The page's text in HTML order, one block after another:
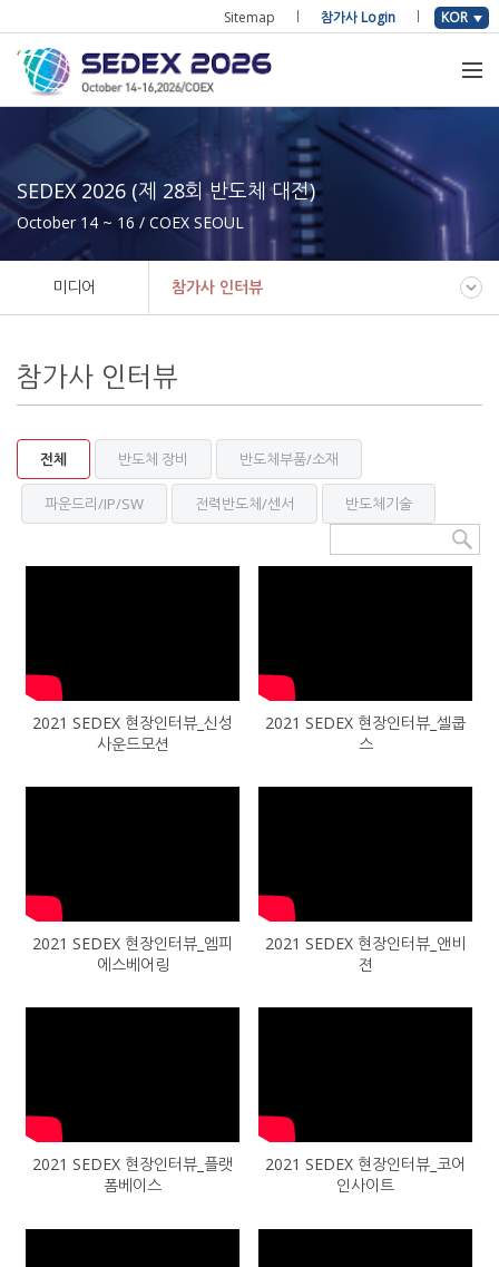
Sitemap 참가사 Login KOR
SEDEX 2026 (제 28회 반도체 대전)
October 14 ~ 16 / COEX SEOUL
미디어 참가사 인터뷰
참가사 인터뷰
전체 반도체 장비 반도체부품/소재
파운드리/IP/SW 전력반도체/센서 반도체기술
2021 SEDEX 현장인터뷰_신성
사운드모션
2021 SEDEX 현장인터뷰_셀쿱
스
2021 SEDEX 현장인터뷰_엠피
에스베어링
2021 SEDEX 현장인터뷰_앤비
젼
2021 SEDEX 현장인터뷰_플랫
폼베이스
2021 SEDEX 현장인터뷰_코어
인사이트